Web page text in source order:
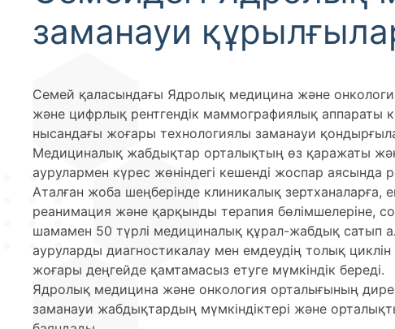
заманауи
Семей қаласындағы Ядролық медицина және
және цифрлық рентгендік маммографиялық аппараты
нысандағы жоғары технологиялы заманауи
Медициналық жабдықтар орталықтың өз қаражаты
аурулармен күрес жөніндегі кешенді жоспар
Аталған жоба шеңберінде клиникалық зертханаларға,
реанимация және қарқынды терапия бөлімшелеріне,
шамамен 50 түрлі медициналық құрал-жабдық сатып
ауруларды диагностикалау мен емдеудің толық
жоғары деңгейде қамтамасыз етуге мүмкіндік береді.
Ядролық медицина және онкология орталығының
заманауи жабдықтардың мүмкіндіктері және